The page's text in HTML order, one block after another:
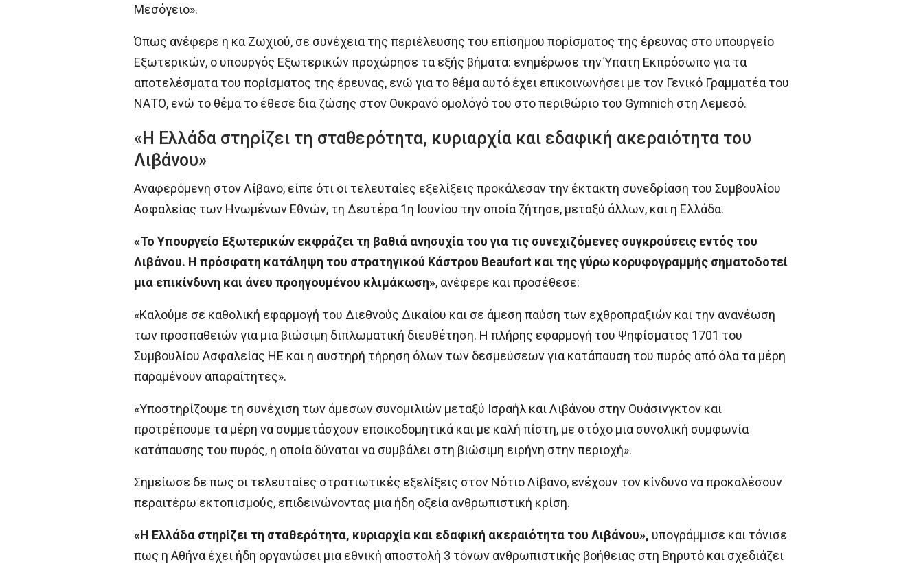
Μεσόγειο».
Όπως ανέφερε η κα Ζωχιού, σε συνέχεια της περιέλευσης του επίσημου πορίσματος της έρευνας στο υπουργείο
Εξωτερικών, ο υπουργός Εξωτερικών προχώρησε τα εξής βήματα: ενημέρωσε την Ύπατη Εκπρόσωπο για τα
αποτελέσματα του πορίσματος της έρευνας, ενώ για το θέμα αυτό έχει επικοινωνήσει με τον Γενικό Γραμματέα του
ΝΑΤΟ, ενώ το θέμα το έθεσε δια ζώσης στον Ουκρανό ομολόγό του στο περιθώριο του Gymnich στη Λεμεσό.
«Η Ελλάδα στηρίζει τη σταθερότητα, κυριαρχία και εδαφική ακεραιότητα του
Λιβάνου»
Αναφερόμενη στον Λίβανο, είπε ότι οι τελευταίες εξελίξεις προκάλεσαν την έκτακτη συνεδρίαση του Συμβουλίου
Ασφαλείας των Ηνωμένων Εθνών, τη Δευτέρα 1η Ιουνίου την οποία ζήτησε, μεταξύ άλλων, και η Ελλάδα.
«Το Υπουργείο Εξωτερικών εκφράζει τη βαθιά ανησυχία του για τις συνεχιζόμενες συγκρούσεις εντός του
Λιβάνου. Η πρόσφατη κατάληψη του στρατηγικού Κάστρου Beaufort και της γύρω κορυφογραμμής σηματοδοτεί
μια επικίνδυνη και άνευ προηγουμένου κλιμάκωση», ανέφερε και προσέθεσε:
«Καλούμε σε καθολική εφαρμογή του Διεθνούς Δικαίου και σε άμεση παύση των εχθροπραξιών και την ανανέωση
των προσπαθειών για μια βιώσιμη διπλωματική διευθέτηση. Η πλήρης εφαρμογή του Ψηφίσματος 1701 του
Συμβουλίου Ασφαλείας ΗΕ και η αυστηρή τήρηση όλων των δεσμεύσεων για κατάπαυση του πυρός από όλα τα μέρη
παραμένουν απαραίτητες».
«Υποστηρίζουμε τη συνέχιση των άμεσων συνομιλιών μεταξύ Ισραήλ και Λιβάνου στην Ουάσινγκτον και
προτρέπουμε τα μέρη να συμμετάσχουν εποικοδομητικά και με καλή πίστη, με στόχο μια συνολική συμφωνία
κατάπαυσης του πυρός, η οποία δύναται να συμβάλει στη βιώσιμη ειρήνη στην περιοχή».
Σημείωσε δε πως οι τελευταίες στρατιωτικές εξελίξεις στον Νότιο Λίβανο, ενέχουν τον κίνδυνο να προκαλέσουν
περαιτέρω εκτοπισμούς, επιδεινώνοντας μια ήδη οξεία ανθρωπιστική κρίση.
«Η Ελλάδα στηρίζει τη σταθερότητα, κυριαρχία και εδαφική ακεραιότητα του Λιβάνου», υπογράμμισε και τόνισε
πως η Αθήνα έχει ήδη οργανώσει μια εθνική αποστολή 3 τόνων ανθρωπιστικής βοήθειας στη Βηρυτό και σχεδιάζει